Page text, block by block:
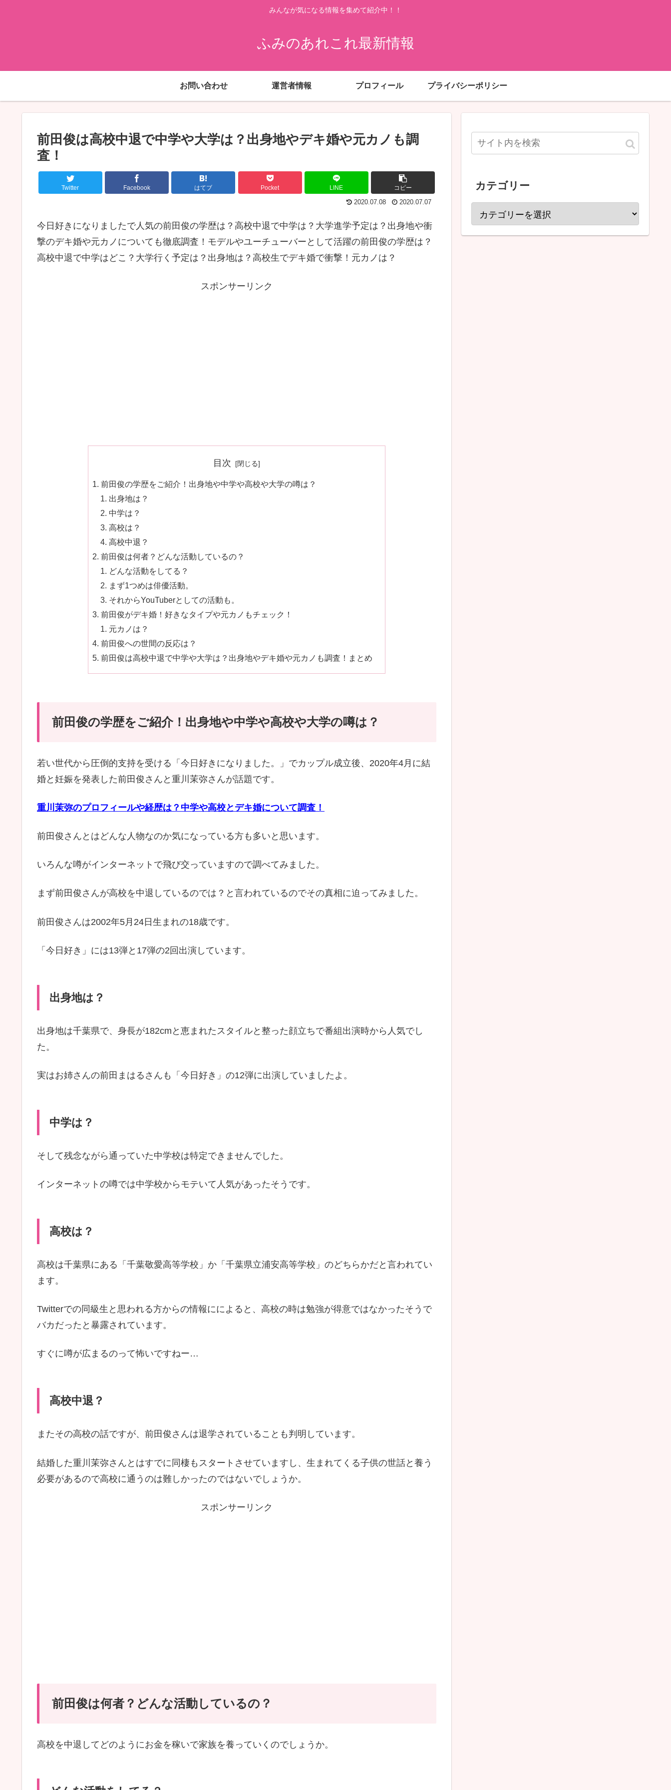
みんなが気になる情報を集めて紹介中！！
ふみのあれこれ最新情報
お問い合わせ 運営者情報 プロフィール プライバシーポリシー
前田俊は高校中退で中学や大学は？出身地やデキ婚や元カノも調
査！
Twitter Facebook はてブ Pocket LINE コピー
2020.07.08 2020.07.07
今日好きになりましたで人気の前田俊の学歴は？高校中退で中学は？大学進学予定は？出身地や衝
撃のデキ婚や元カノについても徹底調査！モデルやユーチューバーとして活躍の前田俊の学歴は？
高校中退で中学はどこ？大学行く予定は？出身地は？高校生でデキ婚で衝撃！元カノは？
スポンサーリンク
目次
前田俊の学歴をご紹介！出身地や中学や高校や大学の噂は？
出身地は？
中学は？
高校は？
高校中退？
前田俊は何者？どんな活動しているの？
どんな活動をしてる？
まず1つめは俳優活動。
それからYouTuberとしての活動も。
前田俊がデキ婚！好きなタイプや元カノもチェック！
元カノは？
前田俊への世間の反応は？
前田俊は高校中退で中学や大学は？出身地やデキ婚や元カノも調査！まとめ
前田俊の学歴をご紹介！出身地や中学や高校や大学の噂は？
若い世代から圧倒的支持を受ける「今日好きになりました。」でカップル成立後、2020年4月に結
婚と妊娠を発表した前田俊さんと重川茉弥さんが話題です。
重川茉弥のプロフィールや経歴は？中学や高校とデキ婚について調査！
前田俊さんとはどんな人物なのか気になっている方も多いと思います。
いろんな噂がインターネットで飛び交っていますので調べてみました。
まず前田俊さんが高校を中退しているのでは？と言われているのでその真相に迫ってみました。
前田俊さんは2002年5月24日生まれの18歳です。
「今日好き」には13弾と17弾の2回出演しています。
出身地は？
出身地は千葉県で、身長が182cmと恵まれたスタイルと整った顔立ちで番組出演時から人気でし
た。
実はお姉さんの前田まはるさんも「今日好き」の12弾に出演していましたよ。
中学は？
そして残念ながら通っていた中学校は特定できませんでした。
インターネットの噂では中学校からモテいて人気があったそうです。
高校は？
高校は千葉県にある「千葉敬愛高等学校」か「千葉県立浦安高等学校」のどちらかだと言われてい
ます。
Twitterでの同級生と思われる方からの情報にによると、高校の時は勉強が得意ではなかったそうで
バカだったと暴露されています。
すぐに噂が広まるのって怖いですねー…
高校中退？
またその高校の話ですが、前田俊さんは退学されていることも判明しています。
結婚した重川茉弥さんとはすでに同棲もスタートさせていますし、生まれてくる子供の世話と養う
必要があるので高校に通うのは難しかったのではないでしょうか。
スポンサーリンク
前田俊は何者？どんな活動しているの？
高校を中退してどのようにお金を稼いで家族を養っていくのでしょうか。
カテゴリー